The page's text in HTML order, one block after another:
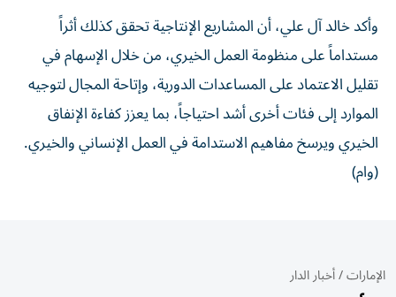
وأكد خالد آل علي، أن المشاريع الإنتاجية تحقق كذلك أثراً
مستداماً على منظومة العمل الخيري، من خلال الإسهام في
تقليل الاعتماد على المساعدات الدورية، وإتاحة المجال لتوجيه
الموارد إلى فئات أخرى أشد احتياجاً، بما يعزز كفاءة الإنفاق
الخيري ويرسخ مفاهيم الاستدامة في العمل الإنساني والخيري.
(وام)
الإمارات/أخبار الدار